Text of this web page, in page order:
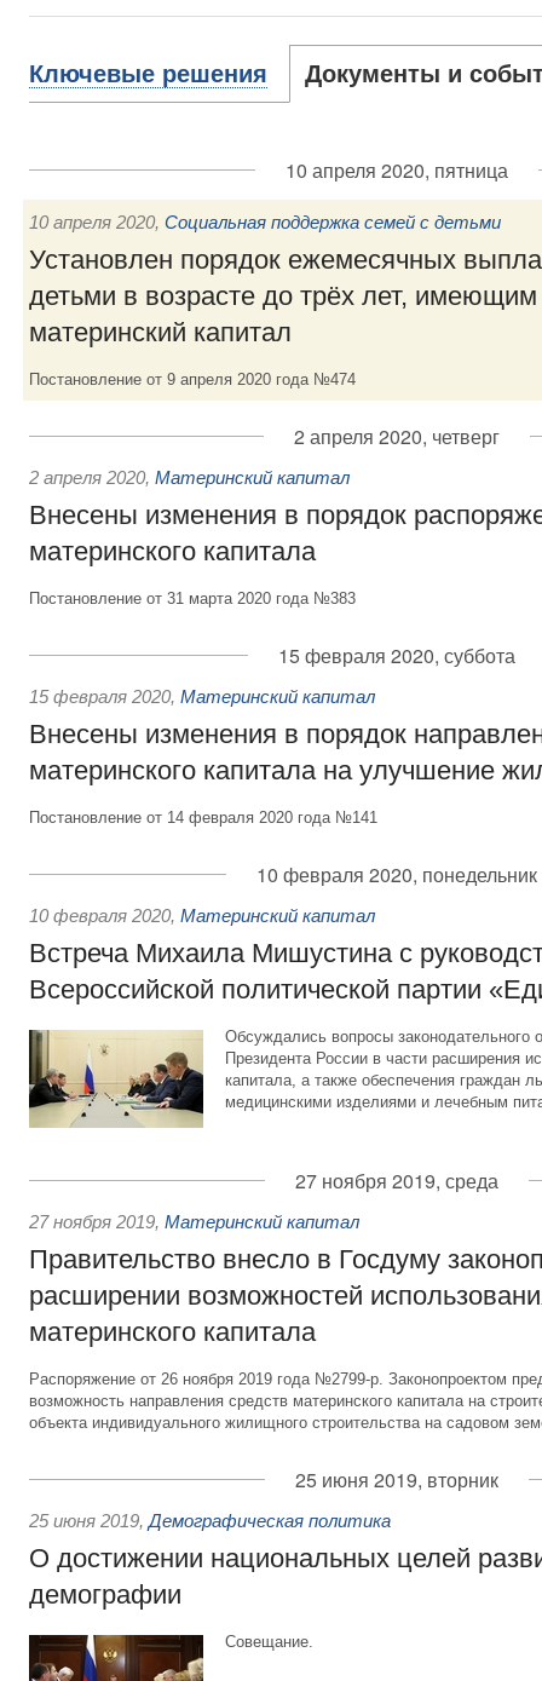
Ключевые решения Документы и
10 апреля 2020, пятница
10 апреля 2020, Социальная поддержка семей с детьми
Установлен порядок ежемесячных
детьми в возрасте до трёх лет,
материнский капитал
Постановление от 9 апреля 2020 года №474
2 апреля 2020, четверг
2 апреля 2020, Материнский капитал
Внесены изменения в порядок
материнского капитала
Постановление от 31 марта 2020 года №383
15 февраля 2020, суббота
15 февраля 2020, Материнский капитал
Внесены изменения в порядок
материнского капитала на улучшение
Постановление от 14 февраля 2020 года №141
10 февраля 2020, понедельник
10 февраля 2020, Материнский капитал
Встреча Михаила Мишустина с
Всероссийской политической партии
Обсуждались вопросы законодательного
Президента России в части расширения
капитала, а также обеспечения граждан
медицинскими изделиями и лечебным
27 ноября 2019, среда
27 ноября 2019, Материнский капитал
Правительство внесло в Госдуму
расширении возможностей
материнского капитала
Распоряжение от 26 ноября 2019 года №2799-р. Законопроектом
возможность направления средств материнского капитала на
объекта индивидуального жилищного строительства на садовом
25 июня 2019, вторник
25 июня 2019, Демографическая политика
О достижении национальных целей
демографии
Совещание.